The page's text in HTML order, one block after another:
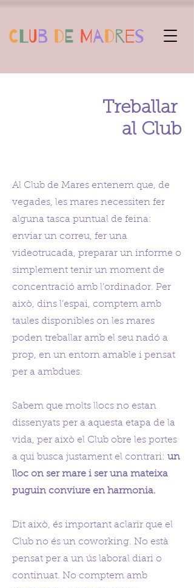
Treballar
al Club
Al Club de Mares entenem que, de
vegades, les mares necessiten fer
alguna tasca puntual de feina:
enviar un correu, fer una
videotrucada, preparar un informe o
simplement tenir un moment de
concentració amb l’ordinador. Per
això, dins l’espai, comptem amb
taules disponibles on les mares
poden treballar amb el seu nadó a
prop, en un entorn amable i pensat
per a ambdues.
Sabem que molts llocs no estan
dissenyats per a aquesta etapa de la
vida, per això el Club obre les portes
a qui busca justament el contrari: un
lloc on ser mare i ser una mateixa
puguin conviure en harmonia.
Dit això, és important aclarir que el
Club no és un coworking. No està
pensat per a un ús laboral diari o
continuat. No comptem amb